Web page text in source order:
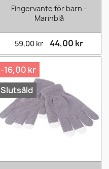
Fingervante för barn -
Marinblå
59,00 kr 44,00 kr
-16,00 kr
Slutsåld